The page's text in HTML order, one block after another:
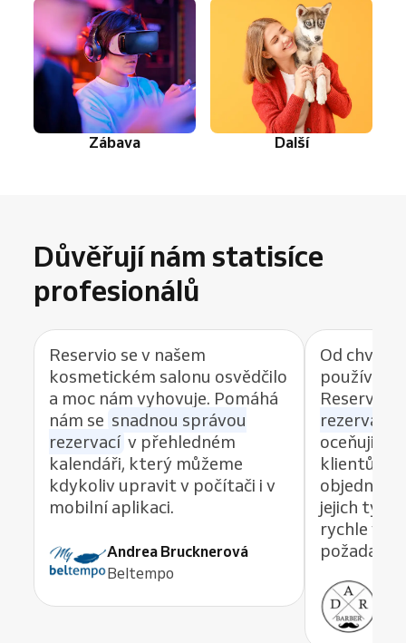
Zábava Další
Důvěřují nám statisíce
profesionálů
Reservio se v našem
kosmetickém salonu osvědčilo
a moc nám vyhovuje. Pomáhá
nám se snadnou správou
rezervací v přehledném
kalendáři, který můžeme
kdykoliv upravit v počítači i v
mobilní aplikaci.
Andrea Brucknerová
Beltempo
Od chvíle,
používat
Reservio,
rezervací
oceňuji
klientům
jejich tým
rychle